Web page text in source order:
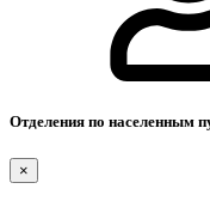
Отделения по населенным
×